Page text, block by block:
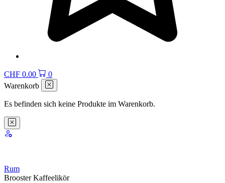
CHF 0.00
0
Warenkorb
Es befinden sich keine Produkte im Warenkorb.
Rum
Brooster Kaffeelikör